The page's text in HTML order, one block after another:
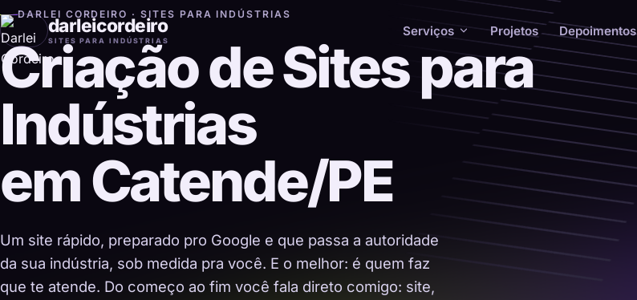
darleicordeiro
SITES PARA INDÚSTRIAS
Serviços Projetos Depoimentos
DARLEI CORDEIRO · SITES PARA INDÚSTRIAS
Criação de Sites para
Indústrias
em Catende/PE
Um site rápido, preparado pro Google e que passa a autoridade
da sua indústria, sob medida pra você. E o melhor: é quem faz
que te atende. Do começo ao fim você fala direto comigo: site,